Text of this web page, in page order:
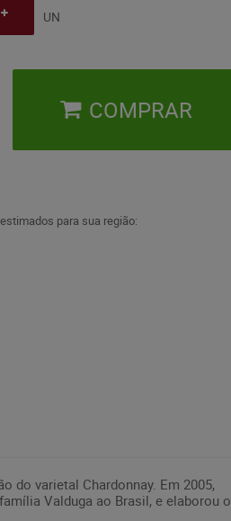
UN
COMPRAR
para sua região:
do varietal Chardonnay. Em 2005,
Valduga ao Brasil, e elaborou o